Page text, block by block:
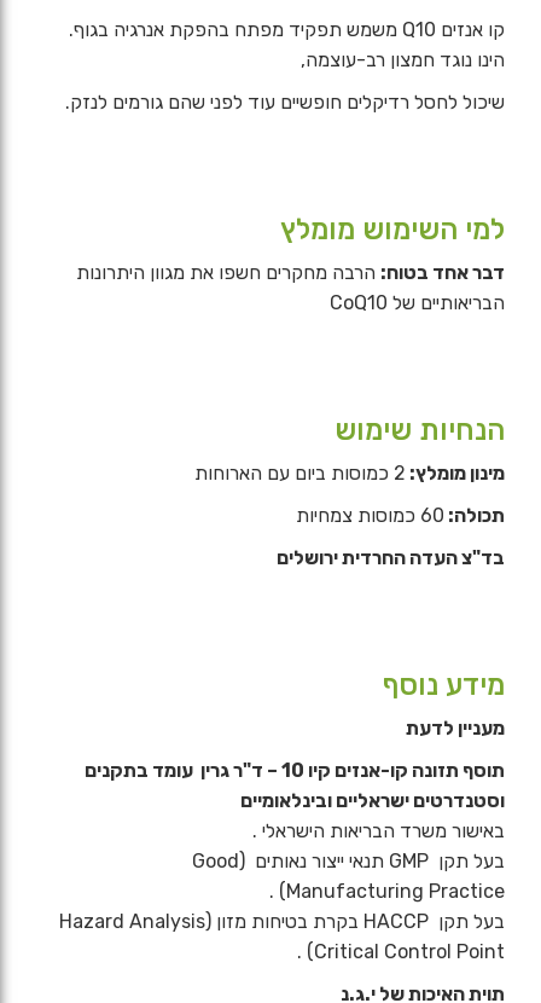
קו אנזים Q10 משמש תפקיד מפתח בהפקת אנרגיה בגוף.
הינו נוגד חמצון רב-עוצמה,
שיכול לחסל רדיקלים חופשיים עוד לפני שהם גורמים לנזק.
למי השימוש מומלץ
דבר אחד בטוח: הרבה מחקרים חשפו את מגוון היתרונות
הבריאותיים של CoQ10
הנחיות שימוש
מינון מומלץ: 2 כמוסות ביום עם הארוחות
תכולה: 60 כמוסות צמחיות
בד"צ העדה החרדית ירושלים
מידע נוסף
מעניין לדעת
תוסף תזונה קו-אנזים קיו 10 – ד"ר גרין עומד בתקנים
וסטנדרטים ישראליים ובינלאומיים
באישור משרד הבריאות הישראלי .
בעל תקן GMP תנאי ייצור נאותים (Good
Manufacturing Practice) .
בעל תקן HACCP בקרת בטיחות מזון (Hazard Analysis
Critical Control Point) .
תוית האיכות של י.ג.נ